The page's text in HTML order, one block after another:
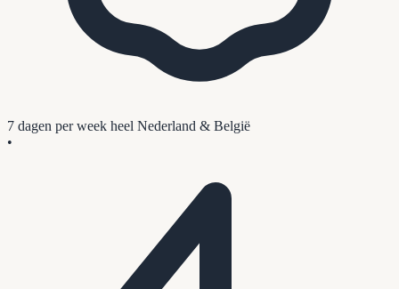
7 dagen per week heel Nederland & België
•